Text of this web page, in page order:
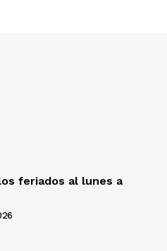
feriados al lunes a